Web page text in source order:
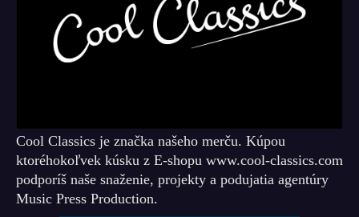
Cool Classics je značka našeho merču. Kúpou
ktoréhokoľvek kúsku z E-shopu www.cool-classics.com
podporíš naše snaženie, projekty a podujatia agentúry
Music Press Production.